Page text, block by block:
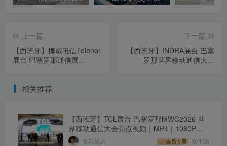
上一篇
【西班牙】挪威电信Telenor
展台 巴塞罗那通信展
下一篇
【西班牙】INDRA展台 巴塞
罗那世界移动通信大会
相关推荐
【西班牙】TCL展台 巴塞罗那MWC2026 世
界移动通信大会亮点视频｜MP4｜1080P｜
47.37M展示兄弟 会员专属 106